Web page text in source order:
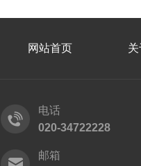
网站首页
电话
020-34722228
邮箱